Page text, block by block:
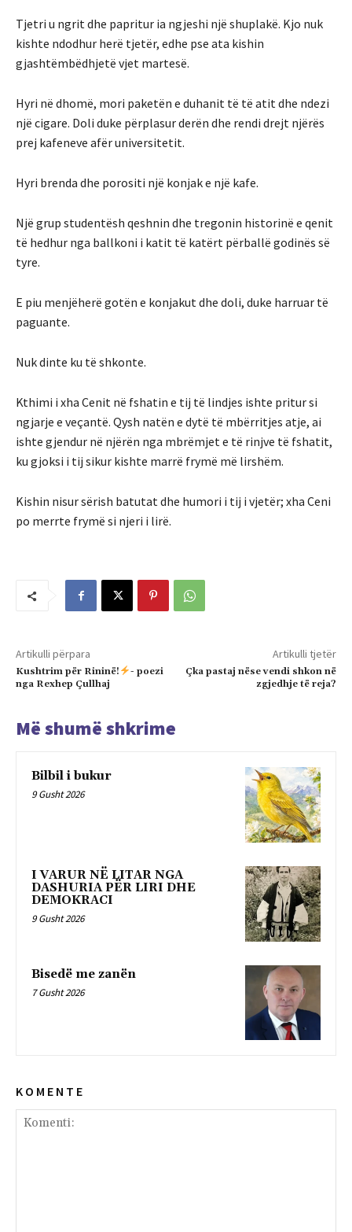
Tjetri u ngrit dhe papritur ia ngjeshi një shuplakë. Kjo nuk
kishte ndodhur herë tjetër, edhe pse ata kishin
gjashtëmbëdhjetë vjet martesë.
Hyri në dhomë, mori paketën e duhanit të të atit dhe ndezi
një cigare. Doli duke përplasur derën dhe rendi drejt njërës
prej kafeneve afër universitetit.
Hyri brenda dhe porositi një konjak e një kafe.
Një grup studentësh qeshnin dhe tregonin historinë e qenit
të hedhur nga ballkoni i katit të katërt përballë godinës së
tyre.
E piu menjëherë gotën e konjakut dhe doli, duke harruar të
paguante.
Nuk dinte ku të shkonte.
Kthimi i xha Cenit në fshatin e tij të lindjes ishte pritur si
ngjarje e veçantë. Qysh natën e dytë të mbërritjes atje, ai
ishte gjendur në njërën nga mbrëmjet e të rinjve të fshatit,
ku gjoksi i tij sikur kishte marrë frymë më lirshëm.
Kishin nisur sërish batutat dhe humori i tij i vjetër; xha Ceni
po merrte frymë si njeri i lirë.
Artikulli përpara
Kushtrim për Rininë!
- poezi
nga Rexhep Çullhaj
Artikulli tjetër
Çka pastaj nëse vendi shkon në
zgjedhje të reja?
Më shumë shkrime
Bilbil i bukur
9 Gusht 2026
I VARUR NË LITAR NGA
DASHURIA PËR LIRI DHE
DEMOKRACI
9 Gusht 2026
Bisedë me zanën
7 Gusht 2026
K O M E N T E